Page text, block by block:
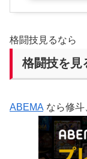
格闘技見るなら
格闘技を見
ABEMA なら修